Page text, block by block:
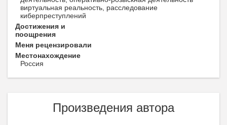
виртуальная реальность, расследование
киберпреступлений
Достижения и
поощрения
Меня рецензировали
Местонахождение
Россия
Произведения автора